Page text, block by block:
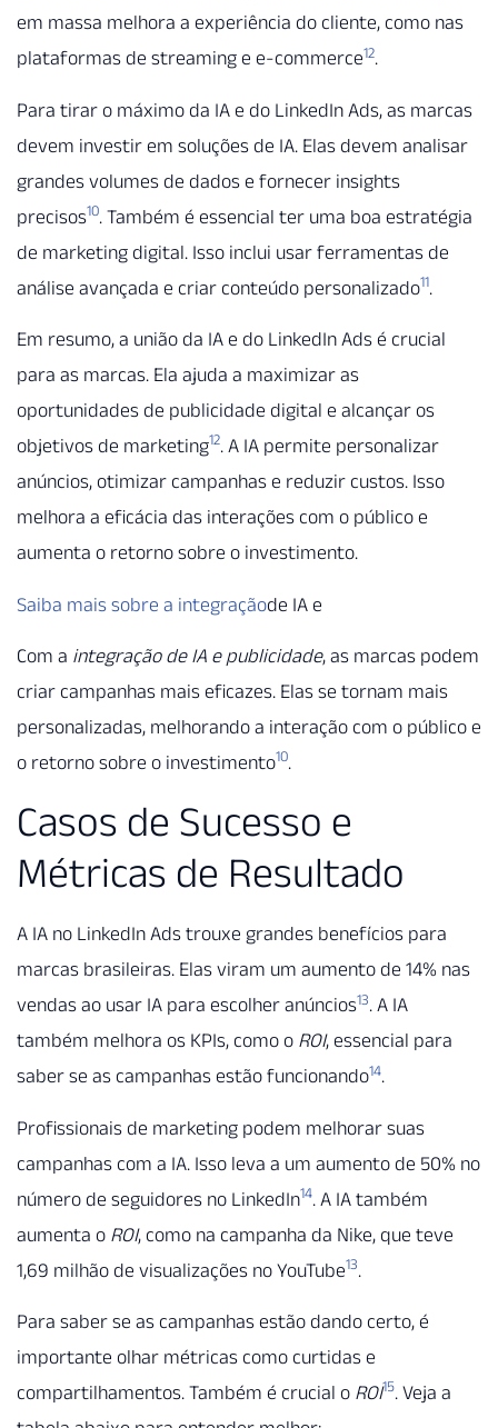
em massa melhora a experiência do cliente, como nas
plataformas de streaming e e-commerce12.
Para tirar o máximo da IA e do LinkedIn Ads, as marcas
devem investir em soluções de IA. Elas devem analisar
grandes volumes de dados e fornecer insights
precisos10. Também é essencial ter uma boa estratégia
de marketing digital. Isso inclui usar ferramentas de
análise avançada e criar conteúdo personalizado11.
Em resumo, a união da IA e do LinkedIn Ads é crucial
para as marcas. Ela ajuda a maximizar as
oportunidades de publicidade digital e alcançar os
objetivos de marketing12. A IA permite personalizar
anúncios, otimizar campanhas e reduzir custos. Isso
melhora a eficácia das interações com o público e
aumenta o retorno sobre o investimento.
Saiba mais sobre a integraçãode IA e
Com a integração de IA e publicidade, as marcas podem
criar campanhas mais eficazes. Elas se tornam mais
personalizadas, melhorando a interação com o público e
o retorno sobre o investimento10.
Casos de Sucesso e
Métricas de Resultado
A IA no LinkedIn Ads trouxe grandes benefícios para
marcas brasileiras. Elas viram um aumento de 14% nas
vendas ao usar IA para escolher anúncios13. A IA
também melhora os KPIs, como o ROI, essencial para
saber se as campanhas estão funcionando14.
Profissionais de marketing podem melhorar suas
campanhas com a IA. Isso leva a um aumento de 50% no
número de seguidores no LinkedIn14. A IA também
aumenta o ROI, como na campanha da Nike, que teve
1,69 milhão de visualizações no YouTube13.
Para saber se as campanhas estão dando certo, é
importante olhar métricas como curtidas e
compartilhamentos. Também é crucial o ROI15. Veja a